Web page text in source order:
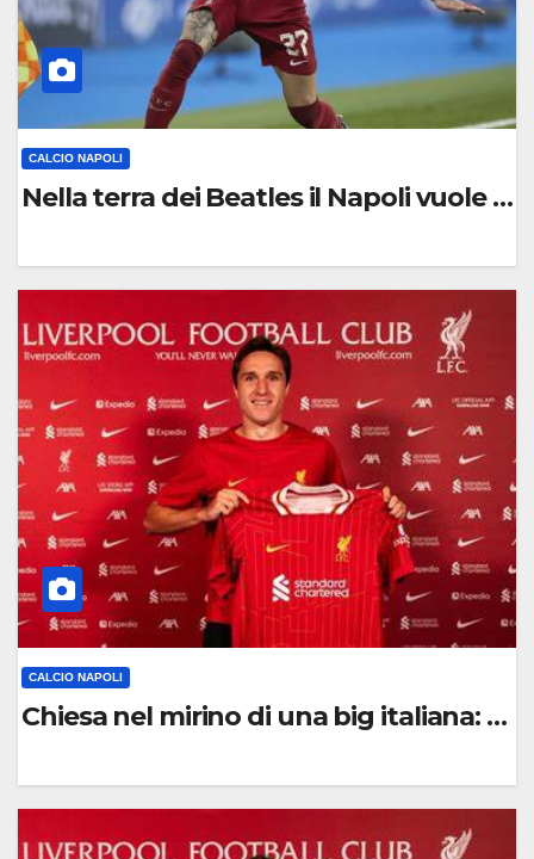
CALCIO NAPOLI
Nella terra dei Beatles il Napoli vuole il
0
O
M
N
O
CALCIO NAPOLI
Chiesa nel mirino di una big italiana:
0
O